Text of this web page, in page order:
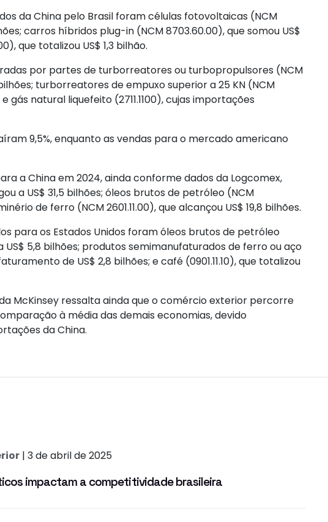
da China pelo Brasil foram células fotovoltaicas (NCM
carros híbridos plug-in (NCM 8703.60.00), que somou US$
que totalizou US$ 1,3 bilhão.
por partes de turborreatores ou turbopropulsores (NCM
turborreatores de empuxo superior a 25 KN (NCM
gás natural liquefeito (2711.1100), cujas importações
9,5%, enquanto as vendas para o mercado americano
a China em 2024, ainda conforme dados da Logcomex,
a US$ 31,5 bilhões; óleos brutos de petróleo (NCM
de ferro (NCM 2601.11.00), que alcançou US$ 19,8 bilhões.
para os Estados Unidos foram óleos brutos de petróleo
US$ 5,8 bilhões; produtos semimanufaturados de ferro ou aço
de US$ 2,8 bilhões; e café (0901.11.10), que totalizou
McKinsey ressalta ainda que o comércio exterior percorre
à média das demais economias, devido
da China.
| 3 de abril de 2025
impactam a competitividade brasileira